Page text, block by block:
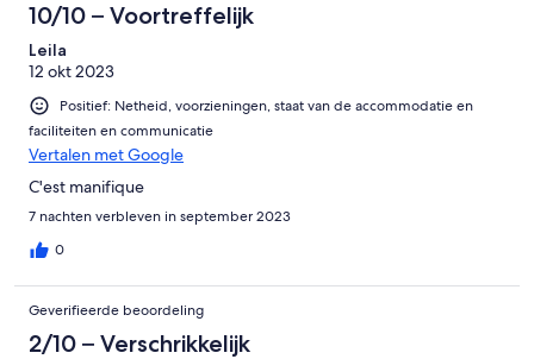
10/10 – Voortreffelijk
Leila
12 okt 2023
Positief: Netheid, voorzieningen, staat van de accommodatie en
faciliteiten en communicatie
Vertalen met Google
C'est manifique
7 nachten verbleven in september 2023
0
Geverifieerde beoordeling
2/10 – Verschrikkelijk